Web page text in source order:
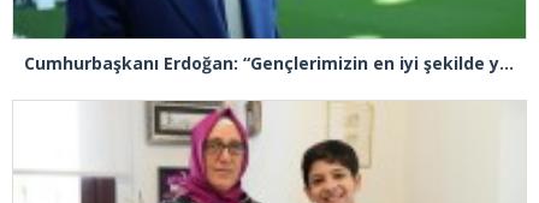
Cumhurbaşkanı Erdoğan: “Gençlerimizin en iyi şekilde yetişmeniz için tüm gücümüzle çalışıyoruz”